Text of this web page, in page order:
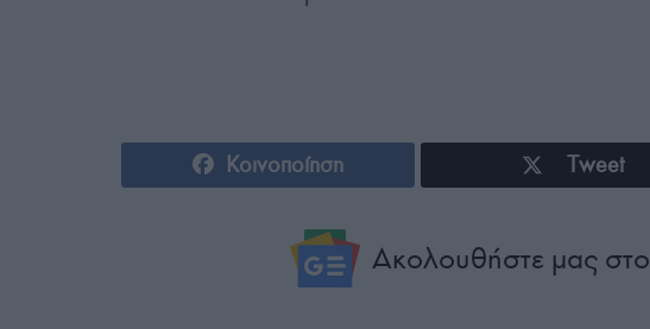
Κοινοποίηση Tweet
Ακολουθήστε μας στο